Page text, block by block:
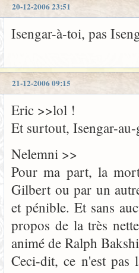
20-12-2006 23:51
Isengar-à-toi, pas
21-12-2006 09:15
Eric >>lol !
Et surtout, Isengar-
Nelemni >>
Pour ma part, la
Gilbert ou par un
et pénible. Et sans
propos de la très
animé de Ralph
Ceci-dit, ce n'est